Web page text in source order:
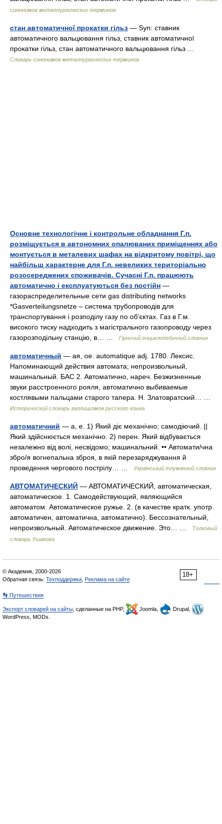
синонимов металлургических терминов
стан автоматичної прокатки гільз — Syn: ставник
автоматичного вальцювання гільз, ставник автоматичної
прокатки гільз, стан автоматичного вальцювання гільз …
Словарь синонимов металлургических терминов
Основне технологічне і контрольне обладнання Г.п.
розміщується в автономних опалюваних приміщеннях або
монтується в металевих шафах на відкритому повітрі, що
найбільш характерне для Г.п. невеликих територіально
розосереджених споживачів. Сучасні Г.п. працюють
автоматично і експлуатуються без постійн —
газораспределительные сети gas distributing networks
*Gasverteilungsnetze – система трубопроводів для
транспортування і розподілу газу по об’єктах. Газ в Г.м.
високого тиску надходить з магістрального газопроводу через
газорозподільну станцію, в… …
Гірничий енциклопедичний словник
автоматичный — ая, ое. automatique adj. 1780. Лексис.
Напоминающий действия автомата; непроизвольный,
машинальный. БАС 2. Автоматично, нареч. Безжизненные
звуки расстроенного рояля, автоматично выбиваемые
костлявыми пальцами старого тапера. Н. Златовратский… …
Исторический словарь галлицизмов русского языка
автоматичний — а, е. 1) Який діє механічно; самодіючий. ||
Який здійснюється механічно. 2) перен. Який відбувається
незалежно від волі, несвідомо; машинальний. •• Автомати/чна
збро/я вогнепальна зброя, в якій перезаряджування й
проведення чергового пострілу… …
Український тлумачний словник
АВТОМАТИЧЕСКИЙ — АВТОМАТИЧЕСКИЙ, автоматическая,
автоматическое. 1. Самодействующий, являющийся
автоматом. Автоматическое ружье. 2. (в качестве кратк. употр.
автоматичен, автоматична, автоматично). Бессознательный,
непроизвольный. Автоматическое движение. Это… …
Толковый
словарь Ушакова
18+
© Академик, 2000-2026
Обратная связь: Техподдержка Реклама на сайте
👣 Путешествия
Экспорт словарей на сайты , сделанные на PHP, Joomla,
Drupal,
WordPress, MODx.